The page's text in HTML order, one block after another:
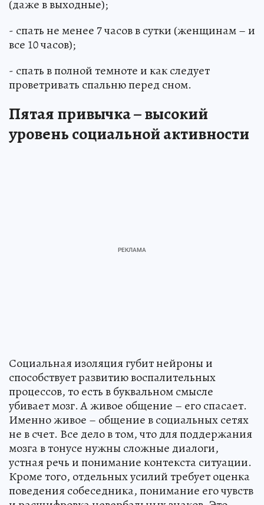
(даже в выходные);
- спать не менее 7 часов в сутки (женщинам – и
все 10 часов);
- спать в полной темноте и как следует
проветривать спальню перед сном.
Пятая привычка – высокий
уровень социальной активности
Социальная изоляция губит нейроны и
способствует развитию воспалительных
процессов, то есть в буквальном смысле
убивает мозг. А живое общение – его спасает.
Именно живое – общение в социальных сетях
не в счет. Все дело в том, что для поддержания
мозга в тонусе нужны сложные диалоги,
устная речь и понимание контекста ситуации.
Кроме того, отдельных усилий требует оценка
поведения собеседника, понимание его чувств